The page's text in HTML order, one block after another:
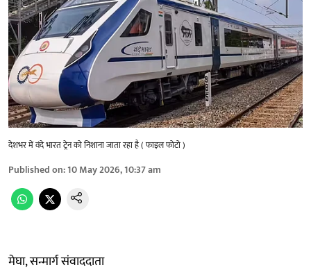
देशभर में वंदे भारत ट्रेन को निशाना जाता रहा है ( फाइल फोटो )
Published on:10 May 2026, 10:37 am
मेघा, सन्मार्ग संवाददाता